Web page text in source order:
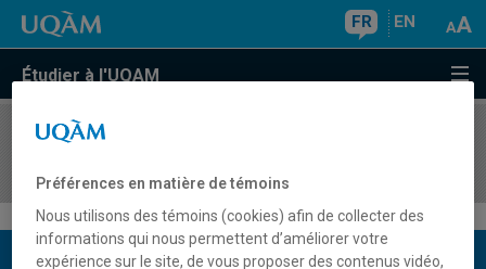
FR EN
Étudier à l'UQAM
COURS//
Description du cours
Préférences en matière de témoins
Nous utilisons des témoins (cookies) afin de collecter des
informations qui nous permettent d’améliorer votre
expérience sur le site, de vous proposer des contenus vidéo,